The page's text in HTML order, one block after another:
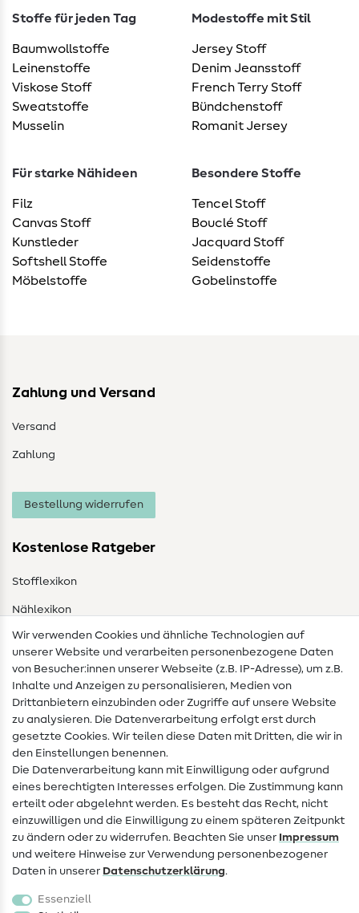
Stoffe für jeden Tag
Baumwollstoffe
Leinenstoffe
Viskose Stoff
Sweatstoffe
Musselin
Modestoffe mit Stil
Jersey Stoff
Denim Jeansstoff
French Terry Stoff
Bündchenstoff
Romanit Jersey
Für starke Nähideen
Filz
Canvas Stoff
Kunstleder
Softshell Stoffe
Möbelstoffe
Besondere Stoffe
Tencel Stoff
Bouclé Stoff
Jacquard Stoff
Seidenstoffe
Gobelinstoffe
Zahlung und Versand
Versand
Zahlung
Bestellung widerrufen
Kostenlose Ratgeber
Stofflexikon
Nählexikon
Nähanleitungen
Hilfe & Kontakt
Kontakt
Infos zum Betreiberwechsel
Widerrufsrecht
Beliebt
Stoffe
Wir verwenden Cookies und ähnliche Technologien auf
unserer Website und verarbeiten personenbezogene Daten
von Besucher:innen unserer Webseite (z.B. IP-Adresse), um z.B.
Inhalte und Anzeigen zu personalisieren, Medien von
Drittanbietern einzubinden oder Zugriffe auf unsere Website
zu analysieren. Die Datenverarbeitung erfolgt erst durch
gesetzte Cookies. Wir teilen diese Daten mit Dritten, die wir in
den Einstellungen benennen.
Die Datenverarbeitung kann mit Einwilligung oder aufgrund
eines berechtigten Interesses erfolgen. Die Zustimmung kann
erteilt oder abgelehnt werden. Es besteht das Recht, nicht
einzuwilligen und die Einwilligung zu einem späteren Zeitpunkt
zu ändern oder zu widerrufen. Beachten Sie unser Impressum
und weitere Hinweise zur Verwendung personenbezogener
Daten in unserer Daten­schutz­erklärung.
Essenziell